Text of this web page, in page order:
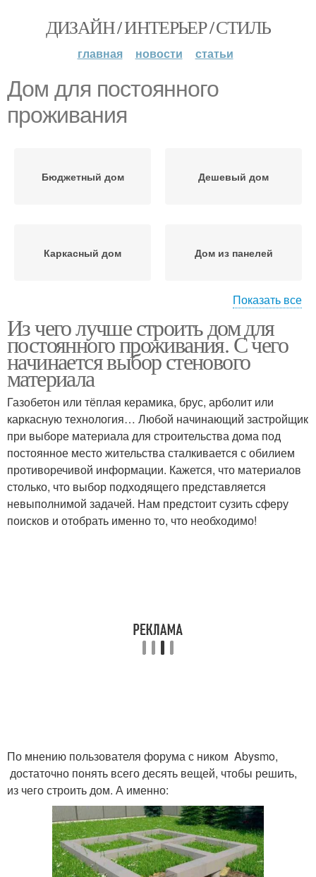
ДИЗАЙН / ИНТЕРЬЕР / СТИЛЬ
главная новости статьи
Дом для постоянного
проживания
Бюджетный дом Дешевый дом
Каркасный дом Дом из панелей
Провода к дому
проживания
Модульный дом
Показать все
Из чего лучше строить дом для
постоянного проживания. С чего
начинается выбор стенового
материала
Газобетон или тёплая керамика, брус, арболит или
каркасную технология… Любой начинающий застройщик
при выборе материала для строительства дома под
постоянное место жительства сталкивается с обилием
противоречивой информации. Кажется, что материалов
столько, что выбор подходящего представляется
невыполнимой задачей. Нам предстоит сузить сферу
поисков и отобрать именно то, что необходимо!
По мнению пользователя форума с ником Abysmo,
достаточно понять всего десять вещей, чтобы решить,
из чего строить дом. А именно: